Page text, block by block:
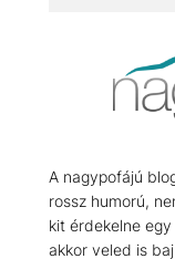
A nagypofájú
rossz humorú,
kit érdekelne
akkor veled is